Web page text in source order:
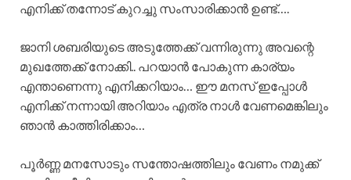
എനിക്ക് തന്നോട് കുറച്ചു സംസാരിക്കാൻ ഉണ്ട്….
ജാനി ശബരിയുടെ അടുത്തേക്ക് വന്നിരുന്നു അവന്റെ
മുഖത്തേക്ക് നോക്കി.. പറയാൻ പോകുന്ന കാര്യം
എന്താണെന്നു എനിക്കറിയാം… ഈ മനസ് ഇപ്പോൾ
എനിക്ക് നന്നായി അറിയാം എത്ര നാൾ വേണമെങ്കിലും
ഞാൻ കാത്തിരിക്കാം…
പൂർണ്ണ മനസോടും സന്തോഷത്തിലും വേണം നമുക്ക്